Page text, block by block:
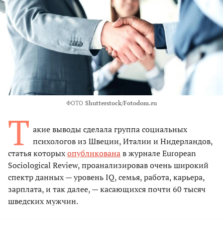
ФОТО Shutterstock/Fotodom.ru
Т акие выводы сделала группа социальных
психологов из Швеции, Италии и Нидерландов,
статья которыхопубликованав журнале European
Sociological Review, проанализировав очень широкий
спектр данных — уровень IQ, семья, работа, карьера,
зарплата, и так далее, — касающихся почти 60 тысяч
шведских мужчин.